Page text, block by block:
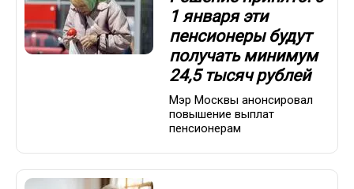
1 января эти
пенсионеры будут
получать минимум
24,5 тысяч рублей
Мэр Москвы анонсировал
повышение выплат
пенсионерам